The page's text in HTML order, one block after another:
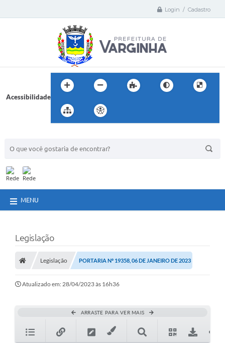
Login / Cadastro
Acessibilidade
MENU
Legislação
Legislação PORTARIA Nº 19358, 06 DE JANEIRO DE 2023
Atualizado em: 28/04/2023 às 16h36
ARRASTE PARA VER MAIS